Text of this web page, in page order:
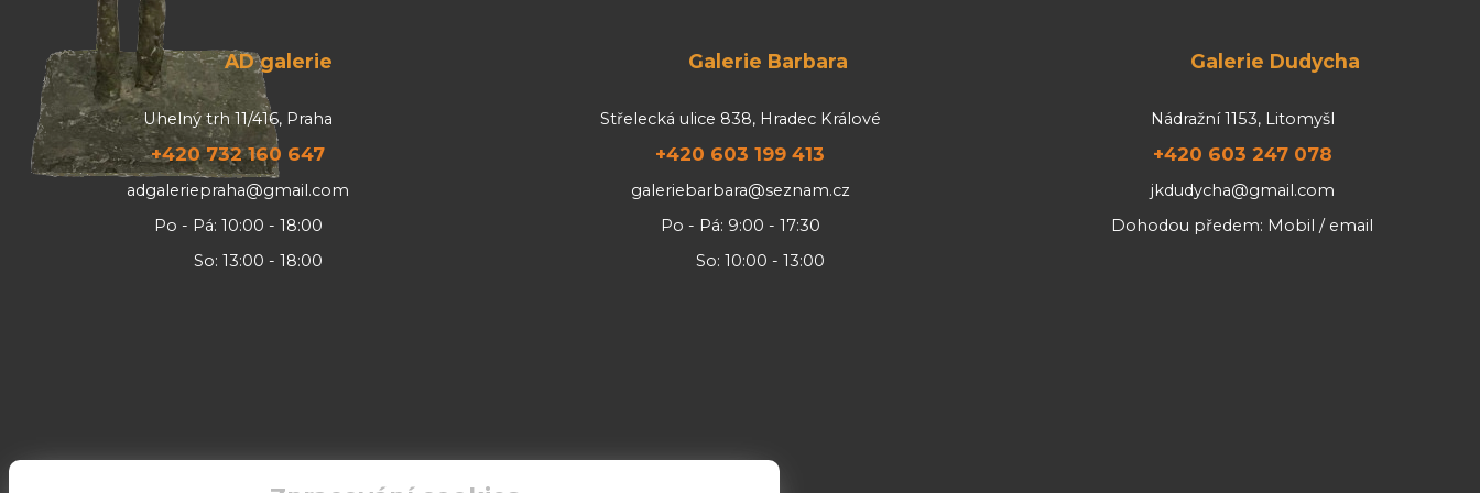
AD galerie
Uhelný trh 11/416, Praha
+420 732 160 647
adgaleriepraha@gmail.com
Po - Pá: 10:00 - 18:00
So: 13:00 - 18:00
Galerie Barbara
Střelecká ulice 838, Hradec Králové
+420 603 199 413
galeriebarbara@seznam.cz
Po - Pá: 9:00 - 17:30
So: 10:00 - 13:00
Galerie Dudycha
Nádražní 1153, Litomyšl
+420 603 247 078
jkdudycha@gmail.com
Dohodou předem: Mobil / email